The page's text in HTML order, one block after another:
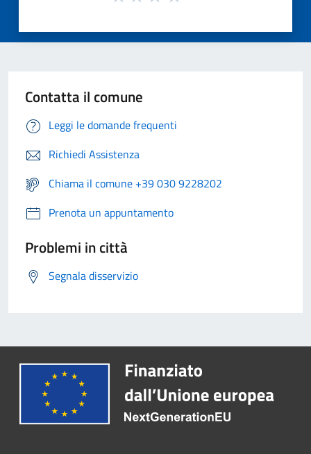
Contatta il comune
Leggi le domande frequenti
Richiedi Assistenza
Chiama il comune +39 030 9228202
Prenota un appuntamento
Problemi in città
Segnala disservizio